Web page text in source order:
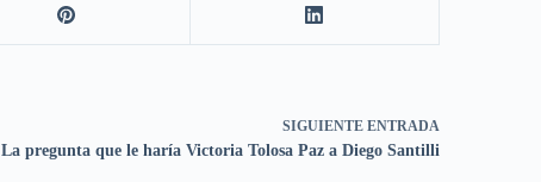
SIGUIENTE ENTRADA
La pregunta que le haría Victoria Tolosa Paz a Diego Santilli